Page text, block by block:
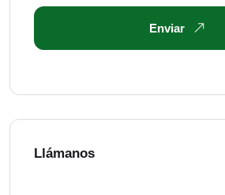
Enviar
Llámanos